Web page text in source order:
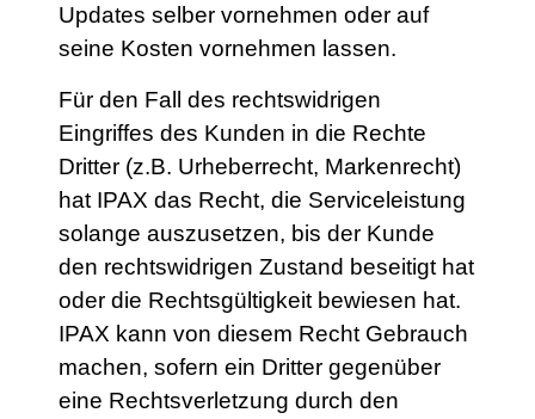
Updates selber vornehmen oder auf
seine Kosten vornehmen lassen.
Für den Fall des rechtswidrigen
Eingriffes des Kunden in die Rechte
Dritter (z.B. Urheberrecht, Markenrecht)
hat IPAX das Recht, die Serviceleistung
solange auszusetzen, bis der Kunde
den rechtswidrigen Zustand beseitigt hat
oder die Rechtsgültigkeit bewiesen hat.
IPAX kann von diesem Recht Gebrauch
machen, sofern ein Dritter gegenüber
eine Rechtsverletzung durch den